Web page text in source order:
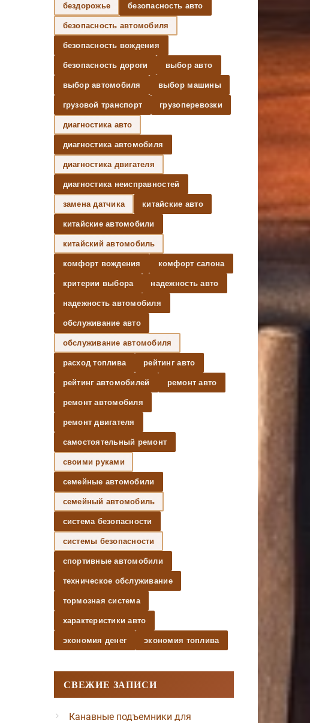
бездорожье безопасность авто
безопасность автомобиля
безопасность вождения
безопасность дороги выбор авто
выбор автомобиля выбор машины
грузовой транспорт грузоперевозки
диагностика авто
диагностика автомобиля
диагностика двигателя
диагностика неисправностей
замена датчика китайские авто
китайские автомобили
китайский автомобиль
комфорт вождения комфорт салона
критерии выбора надежность авто
надежность автомобиля
обслуживание авто
обслуживание автомобиля
расход топлива рейтинг авто
рейтинг автомобилей ремонт авто
ремонт автомобиля
ремонт двигателя
самостоятельный ремонт
своими руками
семейные автомобили
семейный автомобиль
система безопасности
системы безопасности
спортивные автомобили
техническое обслуживание
тормозная система
характеристики авто
экономия денег экономия топлива
СВЕЖИЕ ЗАПИСИ
Канавные подъемники для